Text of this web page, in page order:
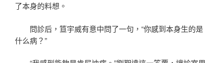
了本身的料想。
問診后，笪宇威有意中問了一句，“你感到本身生的是
什么病？”